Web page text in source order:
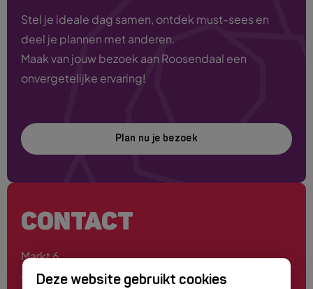
Deze website gebruikt cookies
Stel je ideale dag samen, ontdek must-sees en
deel je plannen met anderen.
Maak van jouw bezoek aan Roosendaal een
onvergetelijke ervaring!
Plan nu je bezoek
CONTACT
Markt 6
4701 PE Roosendaal